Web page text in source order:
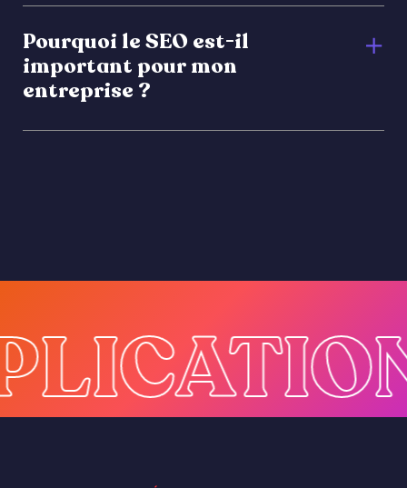
Pourquoi le SEO est-il
important pour mon
entreprise ?